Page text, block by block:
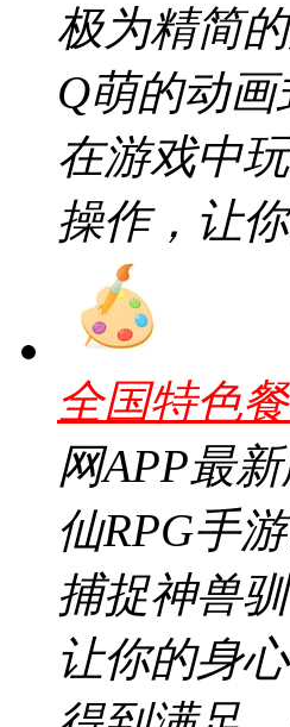
极为精简
Q萌的动
在游戏中
操作，让
全国特色
网APP最
仙RPG手
捕捉神兽
让你的身